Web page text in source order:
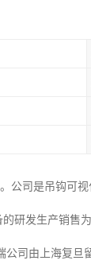
公司是吊钩可
研发生产销
司由上海复